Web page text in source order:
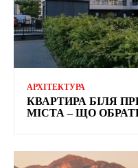
АРХІТЕКТУРА
КВАРТИРА БІЛЯ
МІСТА – ЩО